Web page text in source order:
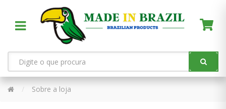
Sobre a loja